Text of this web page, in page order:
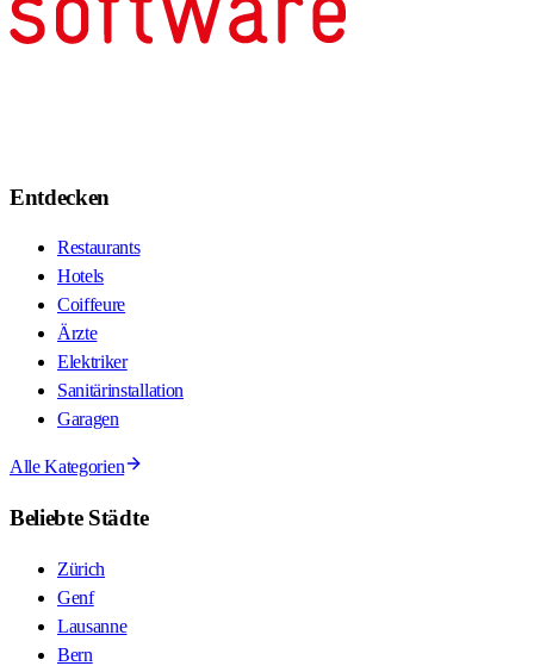
Entdecken
Restaurants
Hotels
Coiffeure
Ärzte
Elektriker
Sanitärinstallation
Garagen
Alle Kategorien
Beliebte Städte
Zürich
Genf
Lausanne
Bern